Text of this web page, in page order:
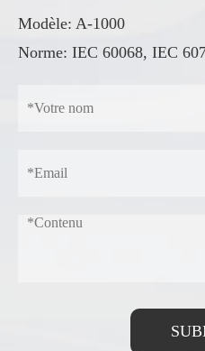
Modèle: A-1000
Norme: IEC 60068, IEC